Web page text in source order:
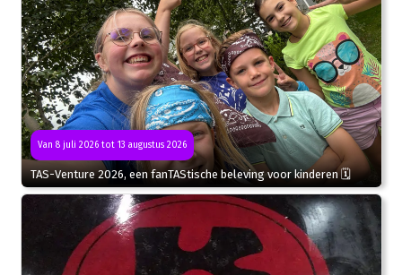
Van 8 juli 2026 tot 13 augustus 2026
TAS-Venture 2026, een fanTAStische beleving voor kinderen 🗓